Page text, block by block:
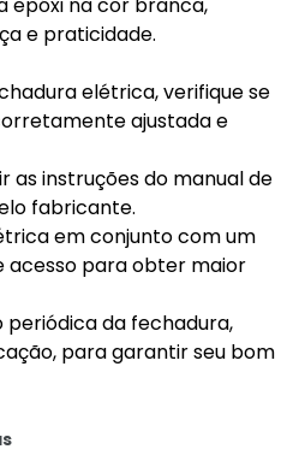
e praticidade.
elétrica, verifique se
ajustada e
as instruções do manual de
fabricante.
em conjunto com um
acesso para obter maior
periódica da fechadura,
para garantir seu bom